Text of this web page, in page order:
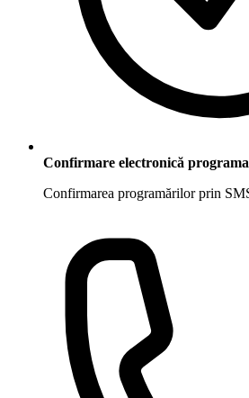
Confirmare electronică
Confirmarea programărilor prin